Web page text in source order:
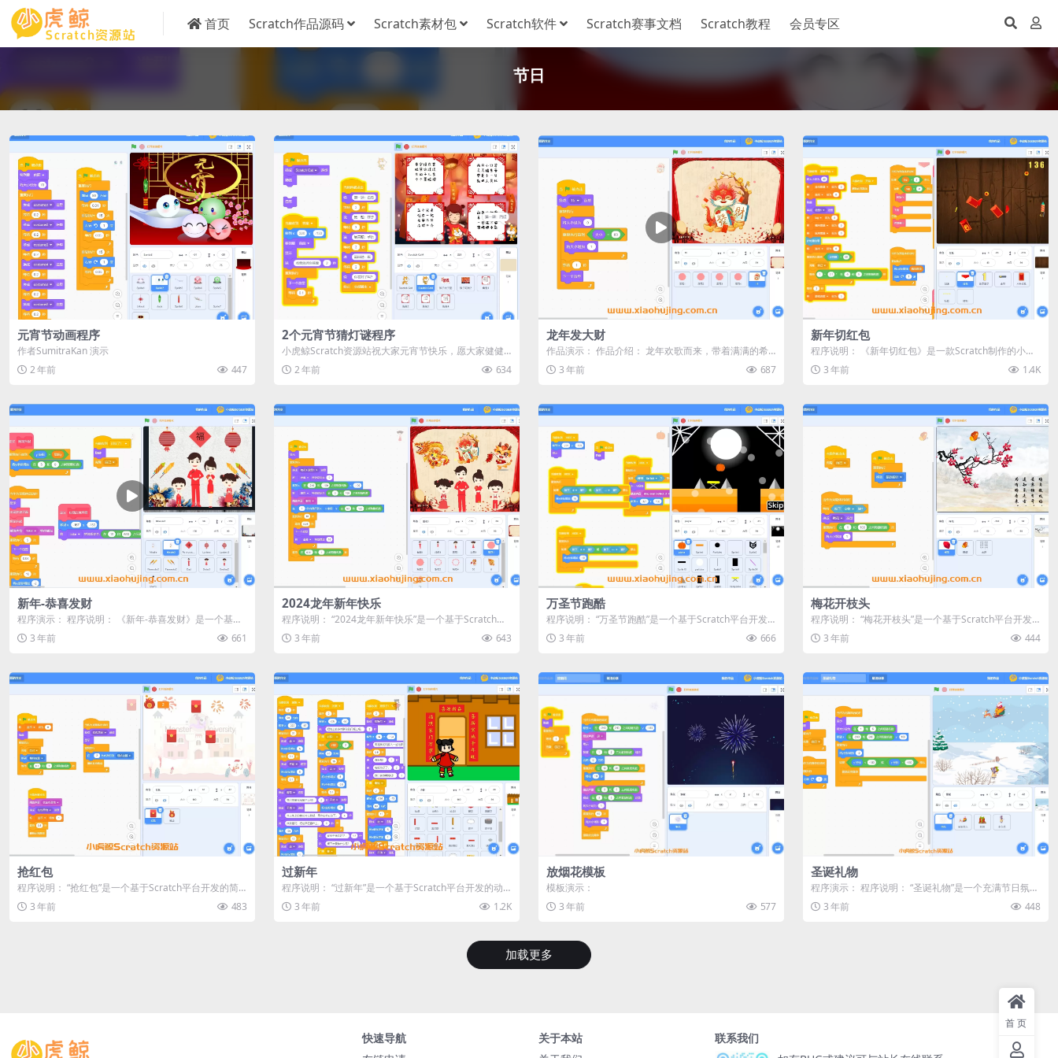
首页 Scratch作品源码 Scratch素材包 Scratch软件 Scratch赛事文档 Scratch教程 会员专区
节日
元宵节动画程序
作者SumitraKan 演示
2 年前
447
2个元宵节猜灯谜程序
小虎鲸Scratch资源站祝大家元宵节快乐，愿大家健健
康康团团圆圆！ 本次给大家...
2 年前 634
龙年发大财
作品演示： 作品介绍： 龙年欢歌而来，带着满满的希
望与勃勃生机。愿小虎鲸Scra...
3 年前 687
新年切红包
程序说明： 《新年切红包》是一款Scratch制作的小游
戏，灵感来源于流行的切水...
3 年前 1.4K
新年-恭喜发财
程序演示： 程序说明： 《新年-恭喜发财》是一个基于
Scratch平台制作的动画...
3 年前 661
2024龙年新年快乐
程序说明： “2024龙年新年快乐”是一个基于Scratch平
台制作的新年贺卡动...
3 年前 643
万圣节跑酷
程序说明： “万圣节跑酷”是一个基于Scratch平台开发
的跑酷游戏。在这个游戏...
3 年前 666
梅花开枝头
程序说明： “梅花开枝头”是一个基于Scratch平台开发
的动画程序，它将自然美...
3 年前 444
抢红包
程序说明： “抢红包”是一个基于Scratch平台开发的简
单而有趣的小游戏。在游...
3 年前 483
过新年
程序说明： “过新年”是一个基于Scratch平台开发的动
画小程序，旨在通过生动...
3 年前 1.2K
放烟花模板
模板演示：
3 年前
577
圣诞礼物
程序演示： 程序说明： “圣诞礼物”是一个充满节日氛围
的动画程序，通过Scrat...
3 年前 448
加载更多
快速导航
关于本站
联系我们
首页